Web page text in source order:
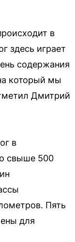
в
здесь играет
содержания
который мы
Дмитрий
в
свыше 500
Пять
для